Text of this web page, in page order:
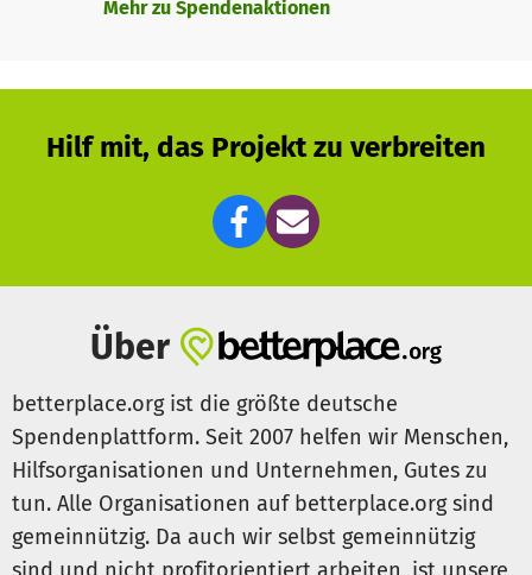
Mehr zu Spendenaktionen
Hilf mit, das Projekt zu verbreiten
Über
betterplace.org ist die größte deutsche
Spendenplattform. Seit 2007 helfen wir Menschen,
Hilfsorganisationen und Unternehmen, Gutes zu
tun. Alle Organisationen auf betterplace.org sind
gemeinnützig. Da auch wir selbst gemeinnützig